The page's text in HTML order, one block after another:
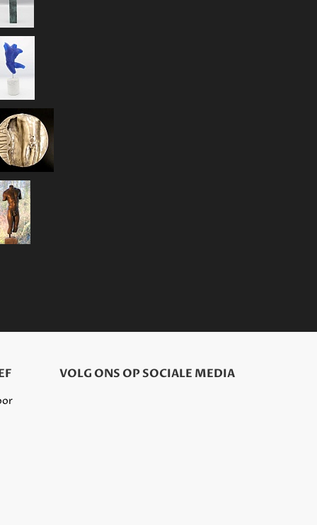
VOLG ONS OP SOCIALE MEDIA